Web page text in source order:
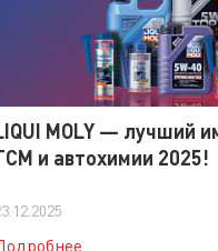
MOLY — лучший
и автохимии 2025!